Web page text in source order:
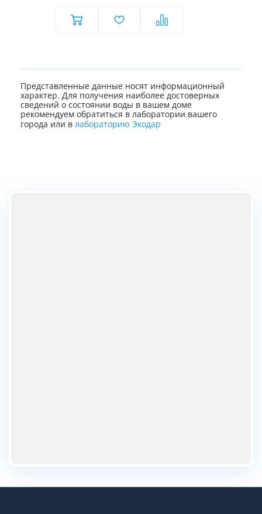
Представленные данные носят информационный
характер. Для получения наиболее достоверных
сведений о состоянии воды в вашем доме
рекомендуем обратиться в лаборатории вашего
города или в лабораторию Экодар